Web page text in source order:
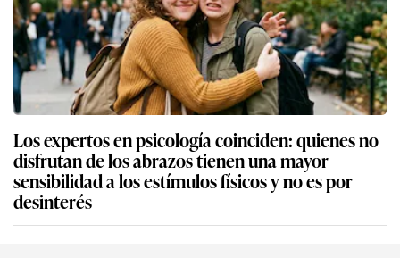
Los expertos en psicología coinciden: quienes no
disfrutan de los abrazos tienen una mayor
sensibilidad a los estímulos físicos y no es por
desinterés